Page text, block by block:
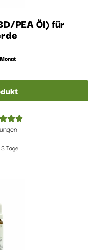
PEA Öl) für

3 Tage